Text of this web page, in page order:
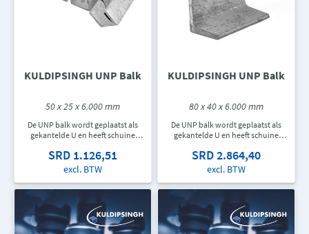
KULDIPSINGH UNP Balk
50 x 25 x 6.000 mm
De UNP balk wordt geplaatst als
gekantelde U en heeft schuine
wordt toegepast bij stevige en/of
zware staalconstructies.
SRD 1.126,51
excl. BTW
KULDIPSINGH UNP Balk
80 x 40 x 6.000 mm
De UNP balk wordt geplaatst als
gekantelde U en heeft schuine
wordt toegepast bij stevige en/of
zware staalconstructies.
SRD 2.864,40
excl. BTW